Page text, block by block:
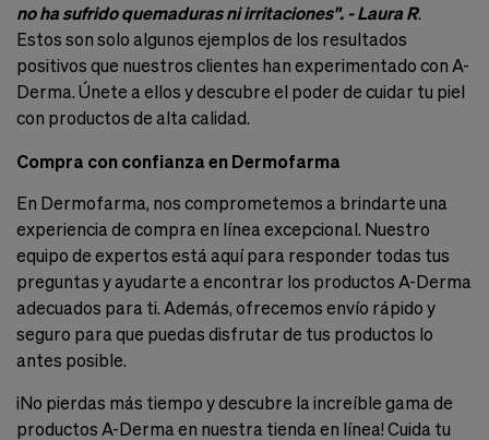
no ha sufrido quemaduras ni irritaciones". - Laura R.
Estos son solo algunos ejemplos de los resultados
positivos que nuestros clientes han experimentado con A-
Derma. Únete a ellos y descubre el poder de cuidar tu piel
con productos de alta calidad.
Compra con confianza en Dermofarma
En Dermofarma, nos comprometemos a brindarte una
experiencia de compra en línea excepcional. Nuestro
equipo de expertos está aquí para responder todas tus
preguntas y ayudarte a encontrar los productos A-Derma
adecuados para ti. Además, ofrecemos envío rápido y
seguro para que puedas disfrutar de tus productos lo
antes posible.
¡No pierdas más tiempo y descubre la increíble gama de
productos A-Derma en nuestra tienda en línea! Cuida tu